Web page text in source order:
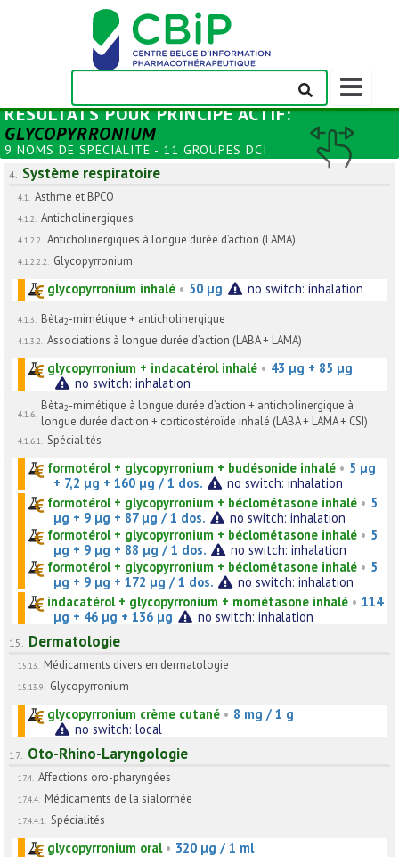
Afficher/
la
de
navigation
RÉSULTATS POURPRINCIPE ACTIF:
GLYCOPYRRONIUM
9 NOMS DE SPÉCIALITÉ - 11 GROUPES DCI
4. Système respiratoire
4.1. Asthme et BPCO
4.1.2. Anticholinergiques
4.1.2.2. Anticholinergiques à longue durée d’action (LAMA)
4.1.2.2.2. Glycopyrronium
glycopyrronium inhalé • 50 µg no switch: inhalation
4.1.3. Bèta2-mimétique + anticholinergique
4.1.3.2. Associations à longue durée d’action (LABA + LAMA)
glycopyrronium + indacatérol inhalé • 43 µg + 85 µg
no switch: inhalation
4.1.6.
Bèta2-mimétique à longue durée d’action + anticholinergique à
longue durée d’action + corticostéroïde inhalé (LABA + LAMA + CSI)
4.1.6.1. Spécialités
formotérol + glycopyrronium + budésonide inhalé • 5 µg
+ 7,2 µg + 160 µg / 1 dos.
no switch: inhalation
formotérol + glycopyrronium + béclométasone inhalé • 5
µg + 9 µg + 87 µg / 1 dos.
no switch: inhalation
formotérol + glycopyrronium + béclométasone inhalé • 5
µg + 9 µg + 88 µg / 1 dos.
no switch: inhalation
formotérol + glycopyrronium + béclométasone inhalé • 5
µg + 9 µg + 172 µg / 1 dos.
no switch: inhalation
indacatérol + glycopyrronium + mométasone inhalé • 114
µg + 46 µg + 136 µg
no switch: inhalation
15. Dermatologie
15.13. Médicaments divers en dermatologie
15.13.9. Glycopyrronium
glycopyrronium crème cutané • 8 mg / 1 g
no switch: local
17. Oto-Rhino-Laryngologie
17.4. Affections oro-pharyngées
17.4.4. Médicaments de la sialorrhée
17.4.4.1. Spécialités
glycopyrronium oral• 320 µg / 1 ml